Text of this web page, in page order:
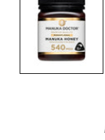
Payment